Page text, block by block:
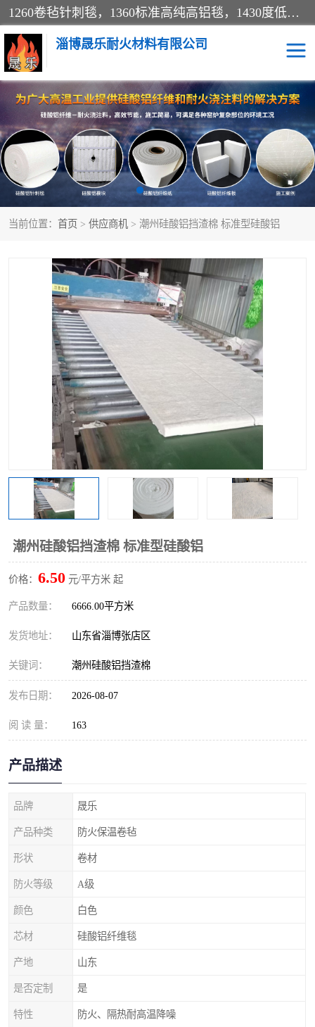
1260卷毡针刺毯，1360标准高纯高铝毯，1430度低锆锆铝含锆毯，普通挡渣棉卷毡，防火纸、挡火板、隔热垫片模块、棉块、折叠块、散棉高温固化剂价格规格密度多少钱图片视频立方平米参数指标
淄博晟乐耐火材料有限公司
当前位置： 首页 > 供应商机 > 潮州硅酸铝挡渣棉 标准型硅酸铝
潮州硅酸铝挡渣棉 标准型硅酸铝
价格： 6.50 元/平方米 起
产品数量： 6666.00平方米
发货地址： 山东省淄博张店区
关键词： 潮州硅酸铝挡渣棉
发布日期： 2026-08-07
阅 读 量： 163
产品描述
品牌 晟乐
产品种类 防火保温卷毡
形状 卷材
防火等级 A级
颜色 白色
芯材 硅酸铝纤维毯
产地 山东
是否定制 是
特性 防火、隔热耐高温降噪
硅酸铝挡渣棉 硅酸铝纤维纸
硅酸铝挡火板 高铝毯
含锆毯 硅酸铝折叠块
硅酸铝散棉 硅酸铝纤维毯
硅酸铝垫片 陶瓷纤维纸
硅酸铝纤维毡 硅酸铝模块
硅酸铝保温棉 硅酸铝板